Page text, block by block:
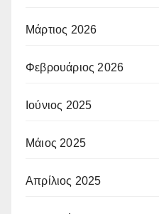
Μάρτιος 2026
Φεβρουάριος 2026
Ιούνιος 2025
Μάιος 2025
Απρίλιος 2025